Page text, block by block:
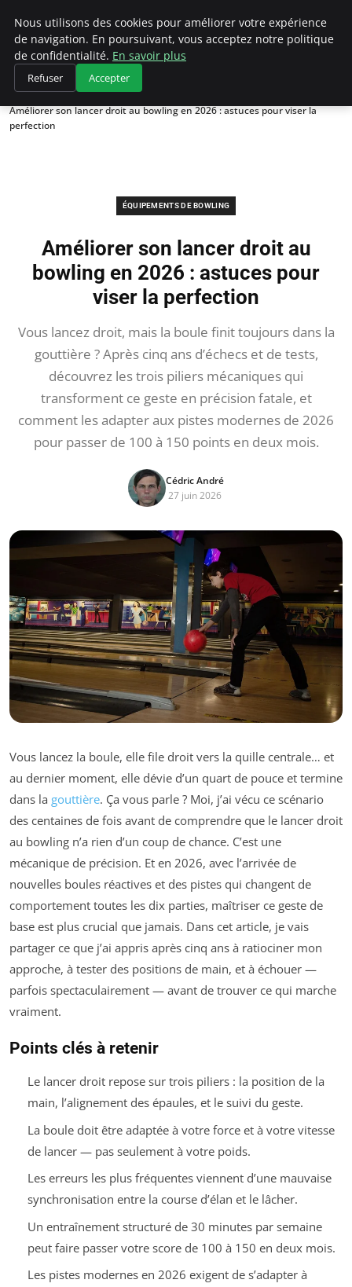
Bowling La Rosiere
Accueil
Équipements de Bowling
Améliorer son lancer droit au bowling en 2026 : astuces pour viser la
perfection
ÉQUIPEMENTS DE BOWLING
Améliorer son lancer droit au
bowling en 2026 : astuces pour
viser la perfection
Vous lancez droit, mais la boule finit toujours dans la
gouttière ? Après cinq ans d’échecs et de tests,
découvrez les trois piliers mécaniques qui
transforment ce geste en précision fatale, et
comment les adapter aux pistes modernes de 2026
pour passer de 100 à 150 points en deux mois.
Cédric André
27 juin 2026
Vous lancez la boule, elle file droit vers la quille centrale… et
au dernier moment, elle dévie d’un quart de pouce et termine
dans la gouttière. Ça vous parle ? Moi, j’ai vécu ce scénario
des centaines de fois avant de comprendre que le lancer droit
au bowling n’a rien d’un coup de chance. C’est une
mécanique de précision. Et en 2026, avec l’arrivée de
nouvelles boules réactives et des pistes qui changent de
comportement toutes les dix parties, maîtriser ce geste de
base est plus crucial que jamais. Dans cet article, je vais
partager ce que j’ai appris après cinq ans à ratiociner mon
approche, à tester des positions de main, et à échouer —
parfois spectaculairement — avant de trouver ce qui marche
vraiment.
Points clés à retenir
Le lancer droit repose sur trois piliers : la position de la
main, l’alignement des épaules, et le suivi du geste.
La boule doit être adaptée à votre force et à votre vitesse
de lancer — pas seulement à votre poids.
Les erreurs les plus fréquentes viennent d’une mauvaise
synchronisation entre la course d’élan et le lâcher.
Un entraînement structuré de 30 minutes par semaine
peut faire passer votre score de 100 à 150 en deux mois.
Les pistes modernes en 2026 exigent de s’adapter à
Nous utilisons des cookies pour améliorer votre expérience
de navigation. En poursuivant, vous acceptez notre politique
de confidentialité. En savoir plus
Refuser Accepter